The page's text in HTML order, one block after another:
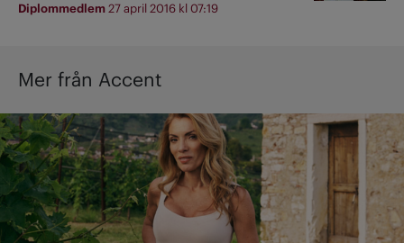
Diplommedlem27 april 2016 kl 07:19
Mer från Accent